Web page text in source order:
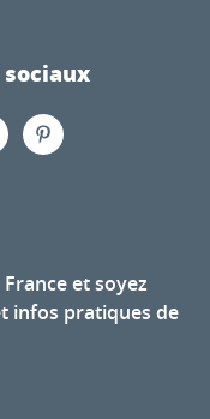
et soyez
infos pratiques de